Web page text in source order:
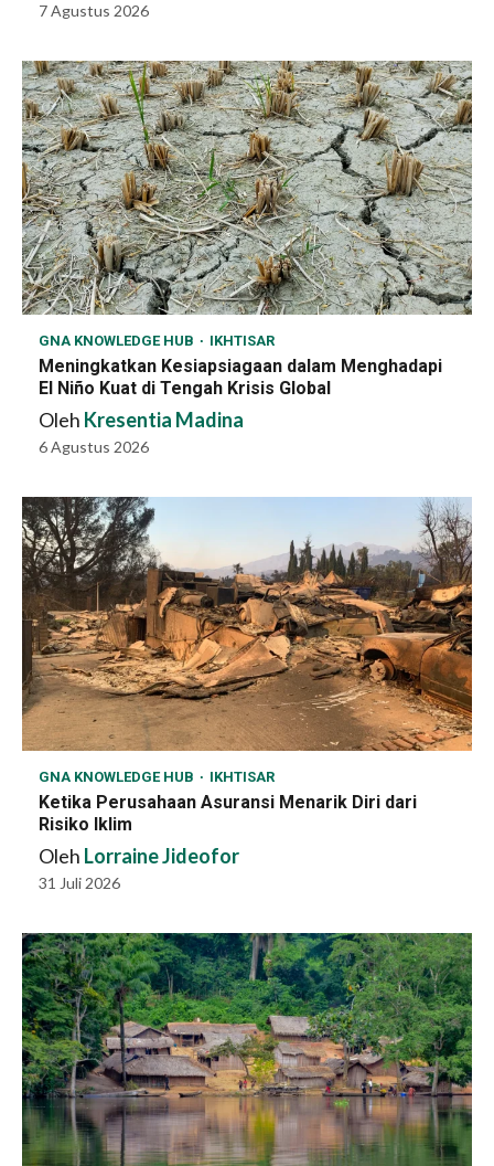
7 Agustus 2026
GNA KNOWLEDGE HUB IKHTISAR
Meningkatkan Kesiapsiagaan dalam Menghadapi
El Niño Kuat di Tengah Krisis Global
Oleh Kresentia Madina
6 Agustus 2026
GNA KNOWLEDGE HUB IKHTISAR
Ketika Perusahaan Asuransi Menarik Diri dari
Risiko Iklim
Oleh Lorraine Jideofor
31 Juli 2026